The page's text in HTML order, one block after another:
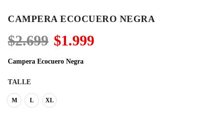
CAMPERA ECOCUERO NEGRA
$2.699 El
precio
original
$1.999
Campera Ecocuero Negra
TALLE
M L XL